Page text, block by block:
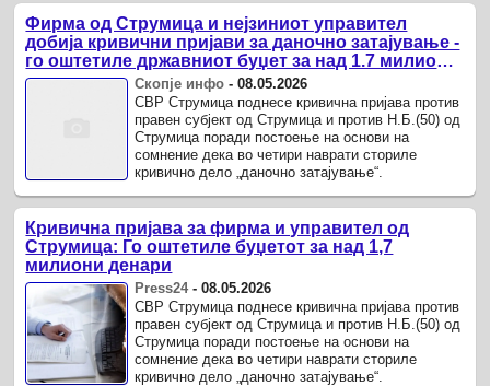
Фирма од Струмица и нејзиниот управител
добија кривични пријави за даночно затајување -
го оштетиле државниот буџет за над 1.7 милиони
денари
Скопје инфо -08.05.2026
СВР Струмица поднесе кривична пријава против
правен субјект од Струмица и против Н.Б.(50) од
Струмица поради постоење на основи на
сомнение дека во четири наврати сториле
кривично дело „даночно затајување“.
Кривична пријава за фирма и управител од
Струмица: Го оштетиле буџетот за над 1,7
милиони денари
Press24-08.05.2026
СВР Струмица поднесе кривична пријава против
правен субјект од Струмица и против Н.Б.(50) од
Струмица поради постоење на основи на
сомнение дека во четири наврати сториле
кривично дело „даночно затајување“.